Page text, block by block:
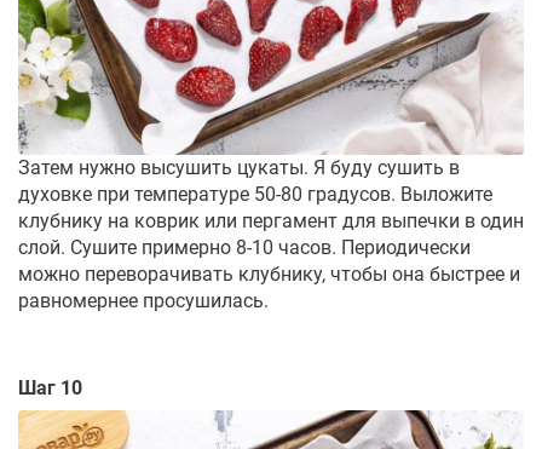
Затем нужно высушить цукаты. Я буду сушить в
духовке при температуре 50-80 градусов. Выложите
клубнику на коврик или пергамент для выпечки в один
слой. Сушите примерно 8-10 часов. Периодически
можно переворачивать клубнику, чтобы она быстрее и
равномернее просушилась.
Шаг 10